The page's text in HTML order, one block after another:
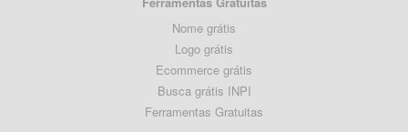
Nome grátis
Logo grátis
Ecommerce grátis
Busca grátis INPI
Ferramentas Gratuitas